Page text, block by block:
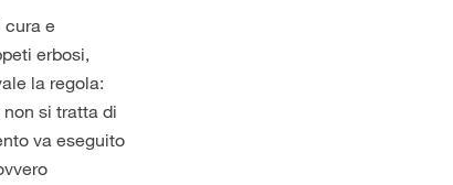
e
erbosi,
la regola:
si tratta di
va eseguito